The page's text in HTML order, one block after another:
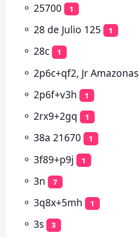
⚬ 25700 1
⚬ 28 de Julio 125 1
⚬ 28c 1
⚬ 2p6c+qf2, Jr Amazonas
⚬ 2p6f+v3h 1
⚬ 2rx9+2gq 1
⚬ 38a 21670 1
⚬ 3f89+p9j 1
⚬ 3n 7
⚬ 3q8x+5mh 1
⚬ 3s 3